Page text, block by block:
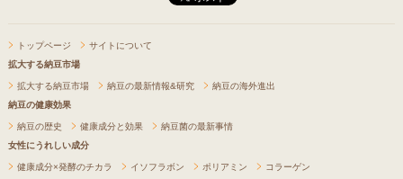
トップページ
サイトについて
拡大する納豆市場
拡大する納豆市場
納豆の最新情報&研究
納豆の海外進出
納豆の健康効果
納豆の歴史
健康成分と効果
納豆菌の最新事情
女性にうれしい成分
健康成分×発酵のチカラ
イソフラボン ポリアミン
コラーゲン